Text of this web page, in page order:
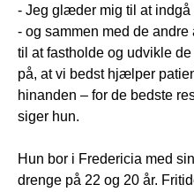
- Jeg glæder mig til at
- og sammen med de
til at fastholde og udvikle
på, at vi bedst hjælper
hinanden – for de bedste
siger hun.
Hun bor i Fredericia med
drenge på 22 og 20 år.